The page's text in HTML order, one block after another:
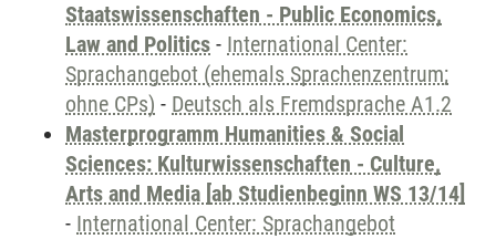
Staatswissenschaften - Public Economics,
Law and Politics - International Center:
Sprachangebot (ehemals Sprachenzentrum;
ohne CPs) - Deutsch als Fremdsprache A1.2
Masterprogramm Humanities & Social
Sciences: Kulturwissenschaften - Culture,
Arts and Media [ab Studienbeginn WS 13/14]
- International Center: Sprachangebot